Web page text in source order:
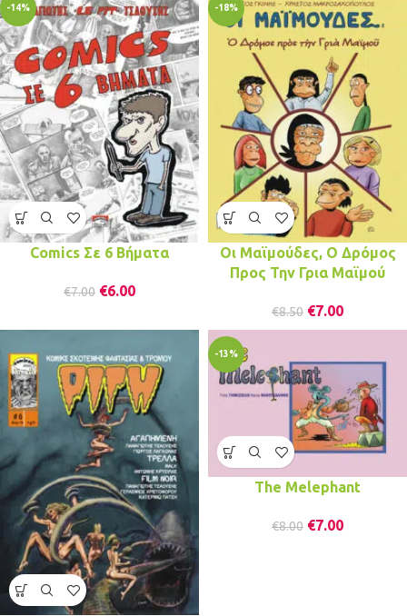
-14%
Comics Σε 6 Βήματα
€7.00 €6.00
-18%
Οι Μαϊμούδες, Ο Δρόμος
Προς Την Γρια Μαϊμού
€8.50 €7.00
-13%
The Melephant
€8.00 €7.00